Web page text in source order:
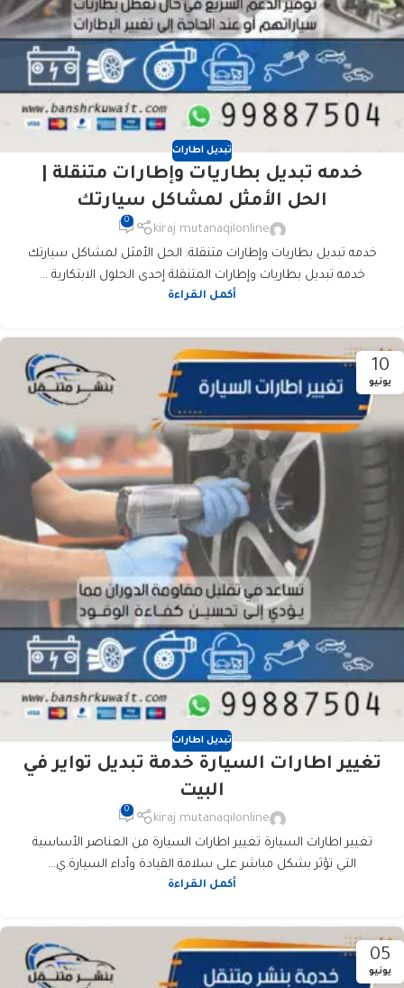
تبديل اطارات
خدمه تبديل بطاريات وإطارات متنقلة |
الحل الأمثل لمشاكل سيارتك
kiraj mutanaqilonline
0
خدمه تبديل بطاريات وإطارات متنقلة: الحل الأمثل لمشاكل سيارتك
خدمه تبديل بطاريات وإطارات المتنقلة إحدى الحلول الابتكارية ...
أكمل القراءة
10
يونيو
تبديل اطارات
تغيير اطارات السيارة خدمة تبديل تواير في
البيت
kiraj mutanaqilonline
0
تغيير اطارات السيارة تغيير اطارات السيارة من العناصر الأساسية
التي تؤثر بشكل مباشر على سلامة القيادة وأداء السيارة.ي...
أكمل القراءة
05
يونيو